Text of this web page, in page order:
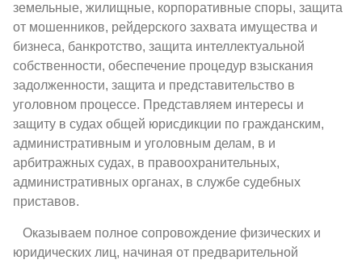
земельные, жилищные, корпоративные споры, защита
от мошенников, рейдерского захвата имущества и
бизнеса, банкротство, защита интеллектуальной
собственности, обеспечение процедур взыскания
задолженности, защита и представительство в
уголовном процессе. Представляем интересы и
защиту в судах общей юрисдикции по гражданским,
административным и уголовным делам, в и
арбитражных судах, в правоохранительных,
административных органах, в службе судебных
приставов.
Оказываем полное сопровождение физических и
юридических лиц, начиная от предварительной